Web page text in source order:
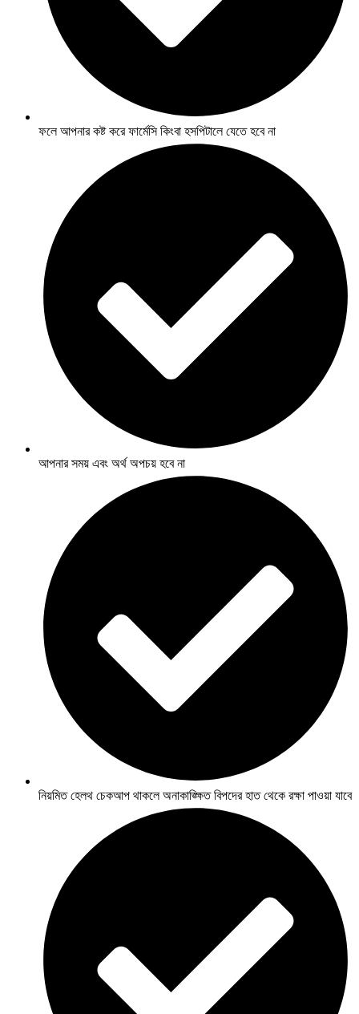
ফলে আপনার কষ্ট করে ফার্মেসি কিংবা হসপিটালে যেতে হবে না
আপনার সময় এবং অর্থ অপচয় হবে না
নিয়মিত হেলথ চেকআপ থাকলে অনাকাঙ্ক্ষিত বিপদের হাত থেকে রক্ষা পাওয়া যাবে